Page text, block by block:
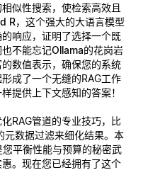
似性搜索，使检索高效且
R，这个强大的大语言模型
响应，证明了选择一个既
不能忘记Ollama的花岗岩
数值表示，确保您的系统
成了一个无缝的RAG工作
提供上下文感知的答案！
RAG管道的专业技巧，比
数据过滤来细化结果。本
您平衡性能与预算的秘密武
。现在您已经拥有了这个